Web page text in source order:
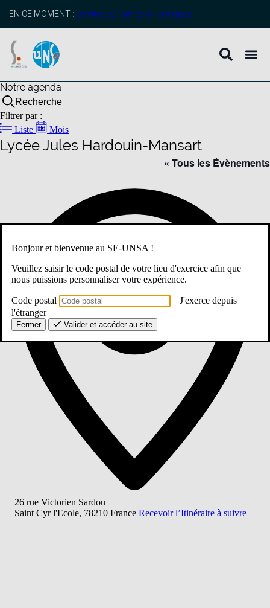
EN CE MOMENT : profitez de l’adhésion anticipée
Notre agenda
Recherche
Filtrer par :
Liste
Mois
Lycée Jules Hardouin-Mansart
« Tous les Évènements
26 rue Victorien Sardou
Saint Cyr l'Ecole, 78210 France Recevoir l’Itinéraire à suivre
Bonjour et bienvenue au SE-UNSA !
Veuillez saisir le code postal de votre lieu d'exercice afin que
nous puissions personnaliser votre expérience.
Code postal
J'exerce depuis
l'étranger
Fermer Valider et accéder au site